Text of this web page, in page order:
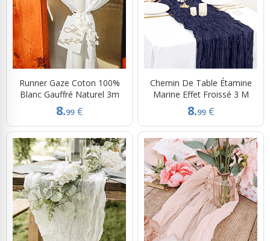
Runner Gaze Coton 100%
Blanc Gauffré Naturel 3m
8.99 €
Chemin De Table Étamine
Marine Effet Froissé 3 M
8.99 €